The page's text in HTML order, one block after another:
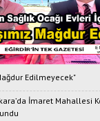
Edilmeyecek"
İmaret Mahallesi